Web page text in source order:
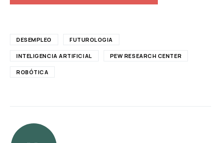
DESEMPLEO FUTUROLOGIA
INTELIGENCIA ARTIFICIAL PEW RESEARCH CENTER
ROBÓTICA